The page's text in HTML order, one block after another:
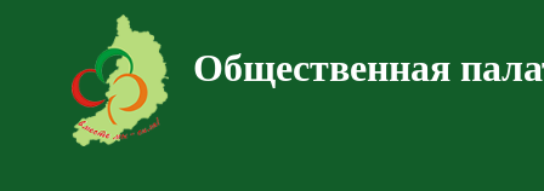
Общественная